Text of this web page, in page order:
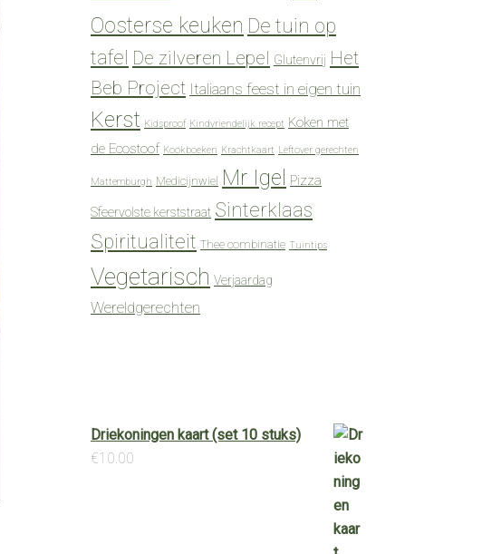
Oosterse keuken De tuin op
tafel De zilveren Lepel Glutenvrij Het
Beb Project Italiaans feest in eigen tuin
Kerst Kidsproof Kindvriendelijk recept Koken met
de Ecostoof Kookboeken Krachtkaart Leftover gerechten
Mattemburgh Medicijnwiel Mr Igel Pizza
Sfeervolste kerststraat Sinterklaas
Spiritualiteit Thee combinatie Tuintips
Vegetarisch Verjaardag
Wereldgerechten
Driekoningen kaart (set 10 stuks)
€10.00